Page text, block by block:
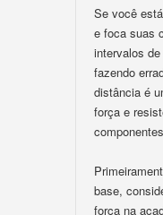
Se você
e foca suas
intervalos
fazendo
distância é
força e
base,
força na